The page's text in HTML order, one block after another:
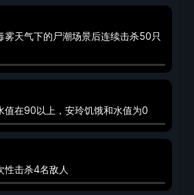
雾天气下的尸潮场景后连续击杀50只
值在90以上，安玲饥饿和水值为0
性击杀4名敌人